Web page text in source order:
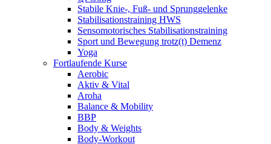
Stabile Knie-, Fuß- und Sprunggelenke
Stabilisationstraining HWS
Sensomotorisches Stabilisationstraining
Sport und Bewegung trotz(t) Demenz
Yoga
Fortlaufende Kurse
Aerobic
Aktiv & Vital
Aroha
Balance & Mobility
BBP
Body & Weights
Body-Workout